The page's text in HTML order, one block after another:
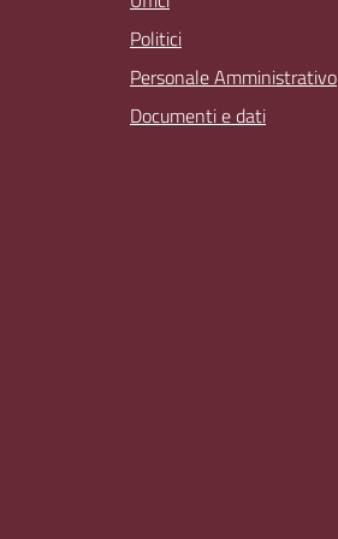
Politici
Personale Amministrativo
Documenti e dati